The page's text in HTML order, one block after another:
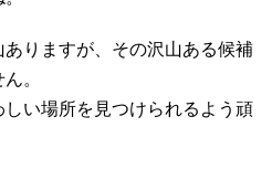
りますが、その沢山ある候補
。
い場所を見つけられるよう頑